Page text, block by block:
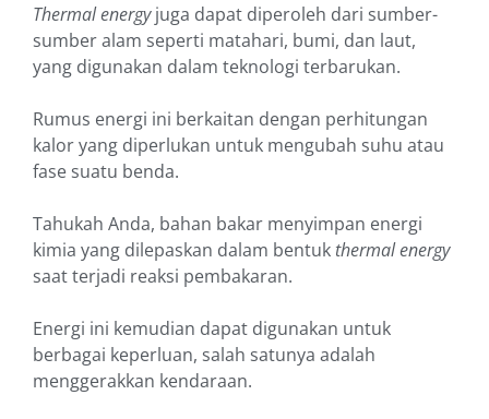
Thermal energyjuga dapat diperoleh dari sumber-
sumber alam seperti matahari, bumi, dan laut,
yang digunakan dalam teknologi terbarukan.
Rumus energi ini berkaitan dengan perhitungan
kalor yang diperlukan untuk mengubah suhu atau
fase suatu benda.
Tahukah Anda, bahan bakar menyimpan energi
kimia yang dilepaskan dalam bentuk thermal energy
saat terjadi reaksi pembakaran.
Energi ini kemudian dapat digunakan untuk
berbagai keperluan, salah satunya adalah
menggerakkan kendaraan.